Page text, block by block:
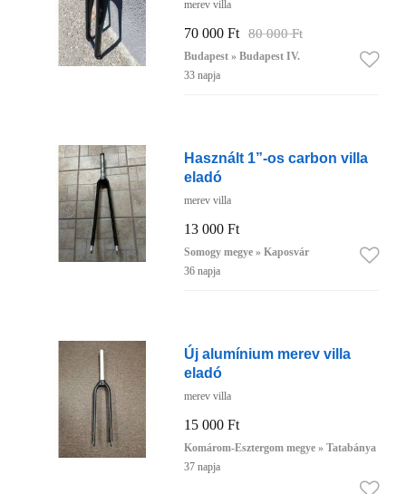
merev villa
70 000 Ft 80 000 Ft
Budapest » Budapest IV.
33 napja
Használt 1”-os carbon villa
eladó
merev villa
13 000 Ft
Somogy megye » Kaposvár
36 napja
Új alumínium merev villa
eladó
merev villa
15 000 Ft
Komárom-Esztergom megye » Tatabánya
37 napja